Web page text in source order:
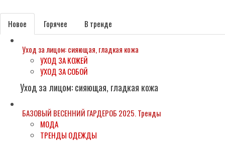
Новое Горячее В тренде
Уход за лицом: сияющая, гладкая кожа
УХОД ЗА КОЖЕЙ
УХОД ЗА СОБОЙ
Уход за лицом: сияющая, гладкая кожа
БАЗОВЫЙ ВЕСЕННИЙ ГАРДЕРОБ 2025. Тренды
МОДА
ТРЕНДЫ ОДЕЖДЫ